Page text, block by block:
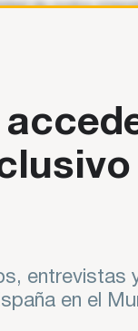
de nodos
entrevistas
en el